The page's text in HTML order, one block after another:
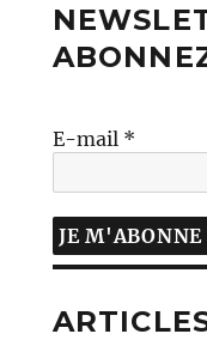
E-mail *